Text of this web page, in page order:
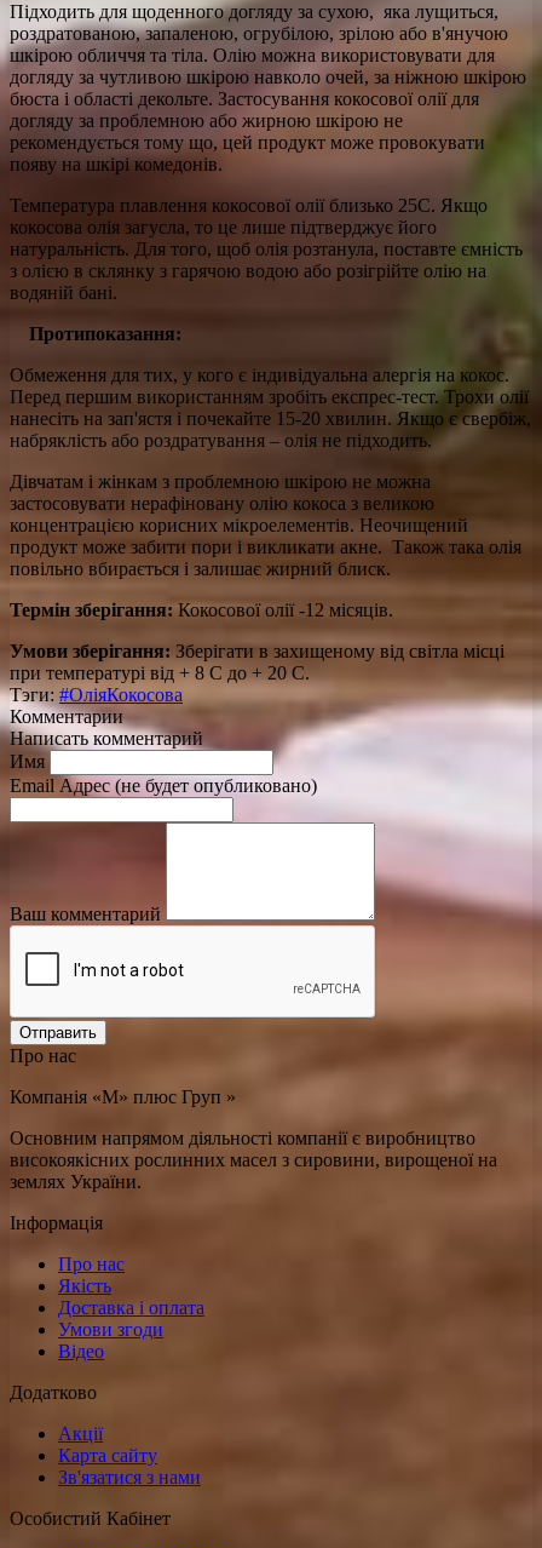
Підходить для щоденного догляду за сухою, яка лущиться,
роздратованою, запаленою, огрубілою, зрілою або в'янучою
шкірою обличчя та тіла. Олію можна використовувати для
догляду за чутливою шкірою навколо очей, за ніжною шкірою
бюста і області декольте. Застосування кокосової олії для
догляду за проблемною або жирною шкірою не
рекомендується тому що, цей продукт може провокувати
появу на шкірі комедонів.
Температура плавлення кокосової олії близько 25С. Якщо
кокосова олія загусла, то це лише підтверджує його
натуральність. Для того, щоб олія розтанула, поставте ємність
з олією в склянку з гарячою водою або розігрійте олію на
водяній бані.
Протипоказання:
Обмеження для тих, у кого є індивідуальна алергія на кокос.
Перед першим використанням зробіть експрес-тест. Трохи олії
нанесіть на зап'ястя і почекайте 15-20 хвилин. Якщо є свербіж,
набряклість або роздратування – олія не підходить.
Дівчатам і жінкам з проблемною шкірою не можна
застосовувати нерафіновану олію кокоса з великою
концентрацією корисних мікроелементів. Неочищений
продукт може забити пори і викликати акне. Також така олія
повільно вбирається і залишає жирний блиск.
Термін зберігання: Кокосової олії -12 місяців.
Умови зберігання: Зберігати в захищеному від світла місці
при температурі від + 8 С до + 20 С.
Тэги: #ОліяКокосова
Комментарии
Написать комментарий
Имя
Email Адрес (не будет опубликовано)
Ваш комментарий
Отправить
Про нас
Компанія «М» плюс Груп »
Основним напрямом діяльності компанії є виробництво
високоякісних рослинних масел з сировини, вирощеної на
землях України.
Інформація
Про нас
Якість
Доставка і оплата
Умови згоди
Відео
Додатково
Акції
Карта сайту
Зв'язатися з нами
Особистий Кабінет